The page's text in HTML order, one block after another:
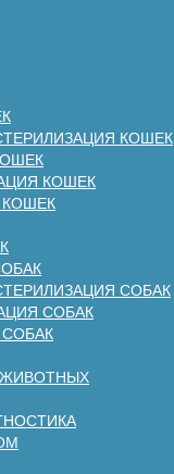
КОШЕК
КОШЕК
СОБАК
СОБАК
ЖИВОТНЫХ